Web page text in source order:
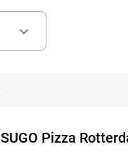
keyboard_arrow_down
SUGO Pizza